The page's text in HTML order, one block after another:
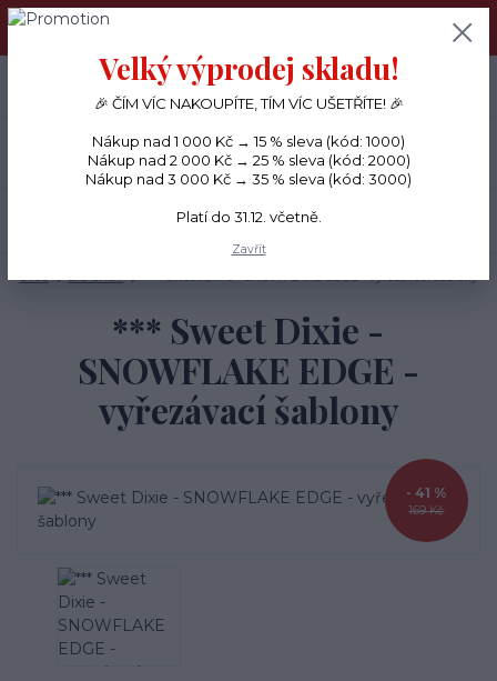
PŘÁNÍČKA a PAPÍROVÉ DÁRKY odesílám každý den, KREATIVNÍ
Menu
CZK
+420 734 380 930
(Po-Ne, 8-20 hod.)
*** Sweet Dixie -
SNOWFLAKE EDGE -
vyřezávací šablony
169 Kč
- 41 %
Velký výprodej skladu!
🎉 ČÍM VÍC NAKOUPÍTE, TÍM VÍC UŠETŘÍTE! 🎉
Nákup nad 1 000 Kč → 15 % sleva (kód: 1000)
Nákup nad 2 000 Kč → 25 % sleva (kód: 2000)
Nákup nad 3 000 Kč → 35 % sleva (kód: 3000)
Platí do 31.12. včetně.
Zavřít